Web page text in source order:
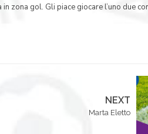
zona gol. Gli piace giocare l’uno due
NEXT
Marta Eletto